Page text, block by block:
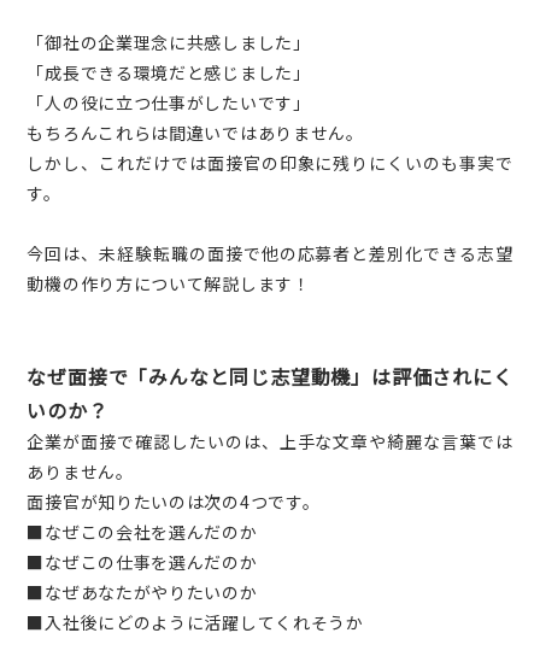
「御社の企業理念に共感しました」
「成長できる環境だと感じました」
「人の役に立つ仕事がしたいです」
もちろんこれらは間違いではありません。
しかし、これだけでは面接官の印象に残りにくいのも事実で
す。
今回は、未経験転職の面接で他の応募者と差別化できる志望
動機の作り方について解説します！
なぜ面接で「みんなと同じ志望動機」は評価されにく
いのか？
企業が面接で確認したいのは、上手な文章や綺麗な言葉では
ありません。
面接官が知りたいのは次の4つです。
■なぜこの会社を選んだのか
■なぜこの仕事を選んだのか
■なぜあなたがやりたいのか
■入社後にどのように活躍してくれそうか